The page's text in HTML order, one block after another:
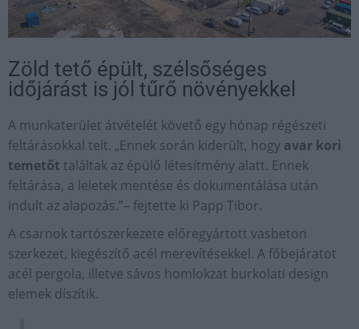
Zöld tető épült, szélsőséges
időjárást is jól tűrő növényekkel
A munkaterület átvételét követő egy hónap régészeti
feltárásokkal telt. „Ennek során kiderült, hogy avar kori
temetőt találtak az épülő létesítmény alatt. Ennek
feltárása, a leletek mentése és dokumentálása után
indult az alapozás.”– fejtette ki Papp Tibor.
A csarnok tartószerkezete előregyártott vasbeton
szerkezet, kiegészítő acél merevítésekkel. A főbejáratot
acél pergola, illetve sávos homlokzat burkolati design
elemek díszítik.